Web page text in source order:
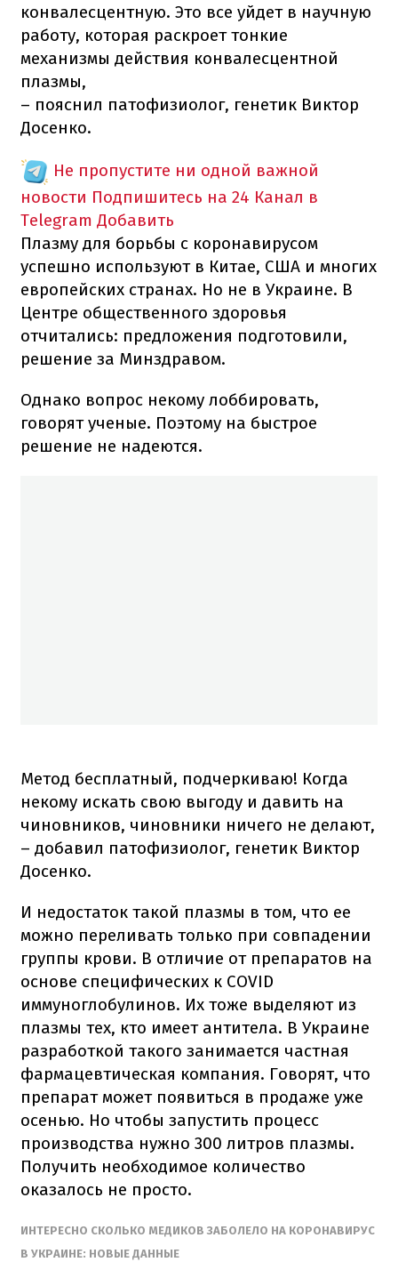
конвалесцентную. Это все уйдет в научную
работу, которая раскроет тонкие
механизмы действия конвалесцентной
плазмы,
– пояснил патофизиолог, генетик Виктор
Досенко.
Не пропустите ни одной важной
новости Подпишитесь на 24 Канал в
Telegram Добавить
Плазму для борьбы с коронавирусом
успешно используют в Китае, США и многих
европейских странах. Но не в Украине. В
Центре общественного здоровья
отчитались: предложения подготовили,
решение за Минздравом.
Однако вопрос некому лоббировать,
говорят ученые. Поэтому на быстрое
решение не надеются.
Метод бесплатный, подчеркиваю! Когда
некому искать свою выгоду и давить на
чиновников, чиновники ничего не делают,
– добавил патофизиолог, генетик Виктор
Досенко.
И недостаток такой плазмы в том, что ее
можно переливать только при совпадении
группы крови. В отличие от препаратов на
основе специфических к COVID
иммуноглобулинов. Их тоже выделяют из
плазмы тех, кто имеет антитела. В Украине
разработкой такого занимается частная
фармацевтическая компания. Говорят, что
препарат может появиться в продаже уже
осенью. Но чтобы запустить процесс
производства нужно 300 литров плазмы.
Получить необходимое количество
оказалось не просто.
ИНТЕРЕСНО СКОЛЬКО МЕДИКОВ ЗАБОЛЕЛО НА КОРОНАВИРУС
В УКРАИНЕ: НОВЫЕ ДАННЫЕ